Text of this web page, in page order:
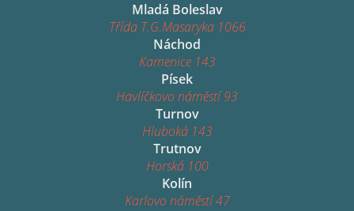
Mladá Boleslav
Třída T.G.Masaryka 1066
Náchod
Kamenice 143
Písek
Havlíčkovo náměstí 93
Turnov
Hluboká 143
Trutnov
Horská 100
Kolín
Karlovo náměstí 47